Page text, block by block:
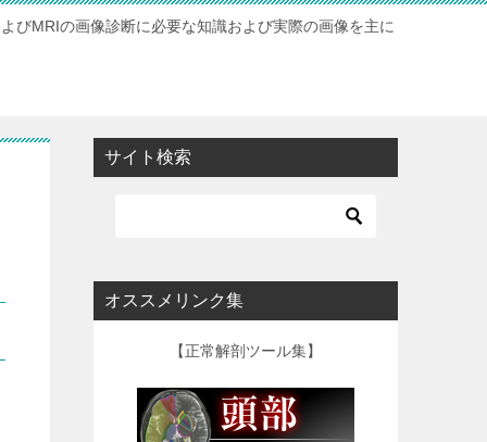
びMRIの画像診断に必要な知識および実際の画像を主に
サイト検索
オススメリンク集
【正常解剖ツール集】